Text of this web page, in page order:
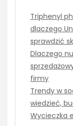
Triphenyl
dlaczego
sprawdzić
Dlaczego
firmy
Trendy w
wiedzieć,
Wycieczka